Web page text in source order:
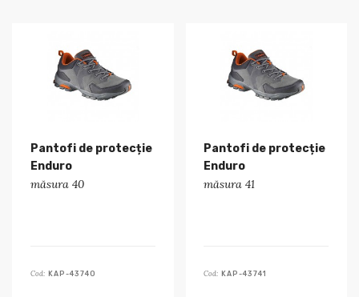
Pantofi de protecție
Enduro
măsura 40
Cod: KAP-43740
Pantofi de protecție
Enduro
măsura 41
Cod: KAP-43741